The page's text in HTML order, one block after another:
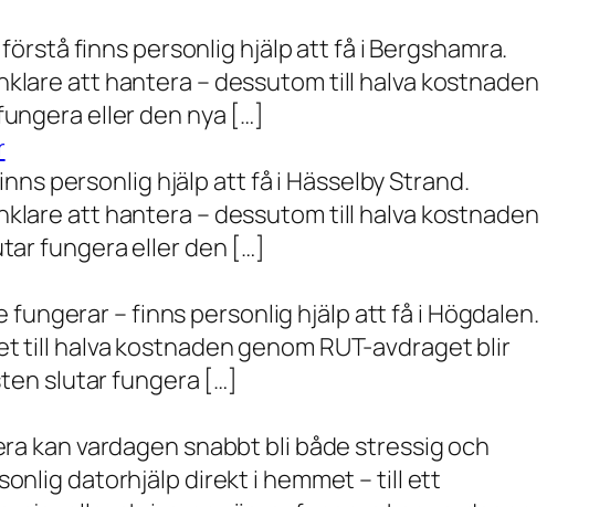
finns personlig hjälp att få i Bergshamra.
att hantera – dessutom till halva kostnaden
eller den nya […]
personlig hjälp att få i Hässelby Strand.
att hantera – dessutom till halva kostnaden
fungera eller den […]
– finns personlig hjälp att få i Högdalen.
till halva kostnaden genom RUT-avdraget blir
slutar fungera […]
kan vardagen snabbt bli både stressig och
datorhjälp direkt i hemmet – till ett